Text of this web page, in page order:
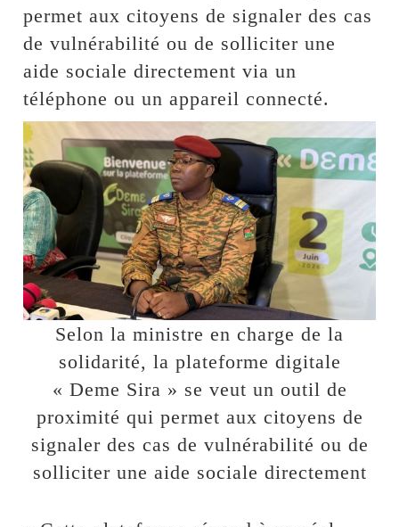
permet aux citoyens de signaler des cas
de vulnérabilité ou de solliciter une
aide sociale directement via un
téléphone ou un appareil connecté.
Selon la ministre en charge de la
solidarité, la plateforme digitale
« Deme Sira » se veut un outil de
proximité qui permet aux citoyens de
signaler des cas de vulnérabilité ou de
solliciter une aide sociale directement